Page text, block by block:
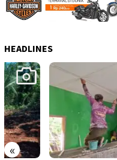
HEADLINES
«